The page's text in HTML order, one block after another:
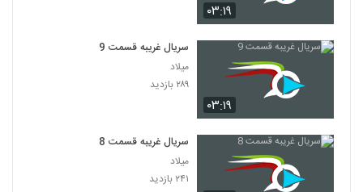
۰۳:۱۹
۰۳:۱۹
سریال غریبه قسمت 9
میلاد
۲۸۹ بازدید
سریال غریبه قسمت 8
میلاد
۲۴۱ بازدید